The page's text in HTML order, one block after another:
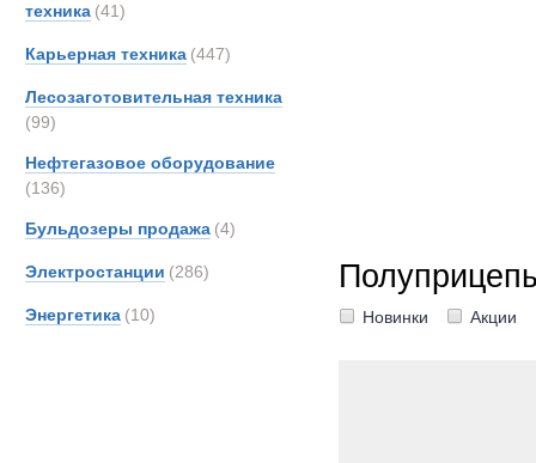
техника (41)
Карьерная техника (447)
Лесозаготовительная техника
(99)
Нефтегазовое оборудование
(136)
Бульдозеры продажа (4)
Электростанции (286)
Энергетика (10) Новинки Акции